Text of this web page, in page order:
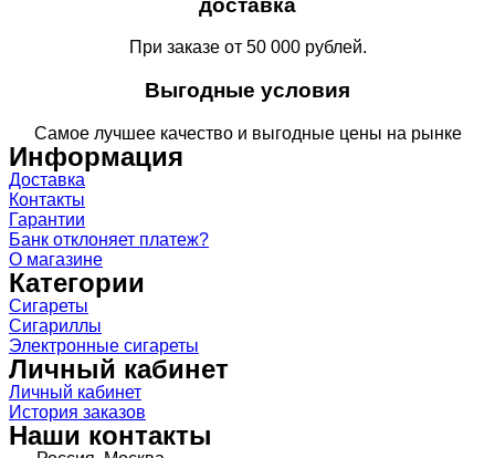
При заказе от 50 000 рублей.
Выгодные условия
Самое лучшее качество и выгодные цены на рынке
Информация
Доставка
Контакты
Гарантии
Банк отклоняет платеж?
О магазине
Категории
Сигареты
Сигариллы
Электронные сигареты
Личный кабинет
Личный кабинет
История заказов
Наши контакты